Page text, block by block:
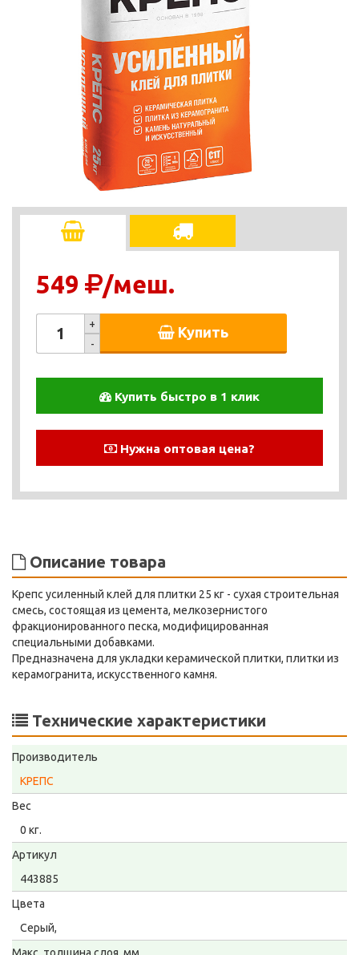
549 /меш.
+
-
Купить
Купить быстро в 1 клик
Нужна оптовая цена?
Описание товара
Крепс усиленный клей для плитки 25 кг - сухая строительная
смесь, состоящая из цемента, мелкозернистого
фракционированного песка, модифицированная
специальными добавками.
Предназначена для укладки керамической плитки, плитки из
керамогранита, искусственного камня.
Технические характеристики
Производитель
КРЕПС
Вес
0 кг.
Артикул
443885
Цвета
Серый,